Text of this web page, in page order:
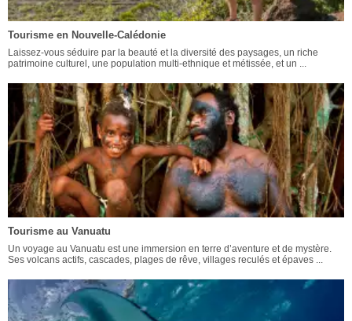
Tourisme en Nouvelle-Calédonie
Laissez-vous séduire par la beauté et la diversité des paysages, un riche
patrimoine culturel, une population multi-ethnique et métissée, et un ...
Tourisme au Vanuatu
Un voyage au Vanuatu est une immersion en terre d’aventure et de mystère.
Ses volcans actifs, cascades, plages de rêve, villages reculés et épaves ...